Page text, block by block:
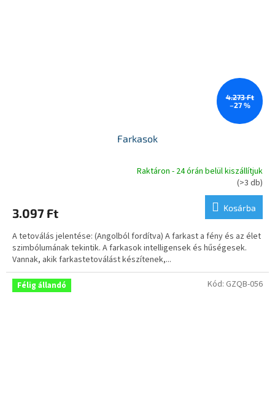
4.273 Ft
–27 %
Farkasok
értékelése
ből
5,0
csillag.
Raktáron - 24 órán belül kiszállítjuk
(>3 db)
3.097 Ft Kosárba
A tetoválás jelentése: (Angolból fordítva) A farkast a fény és az élet
szimbólumának tekintik. A farkasok intelligensek és hűségesek.
Vannak, akik farkastetoválást készítenek,...
Félig állandó Kód: GZQB-056